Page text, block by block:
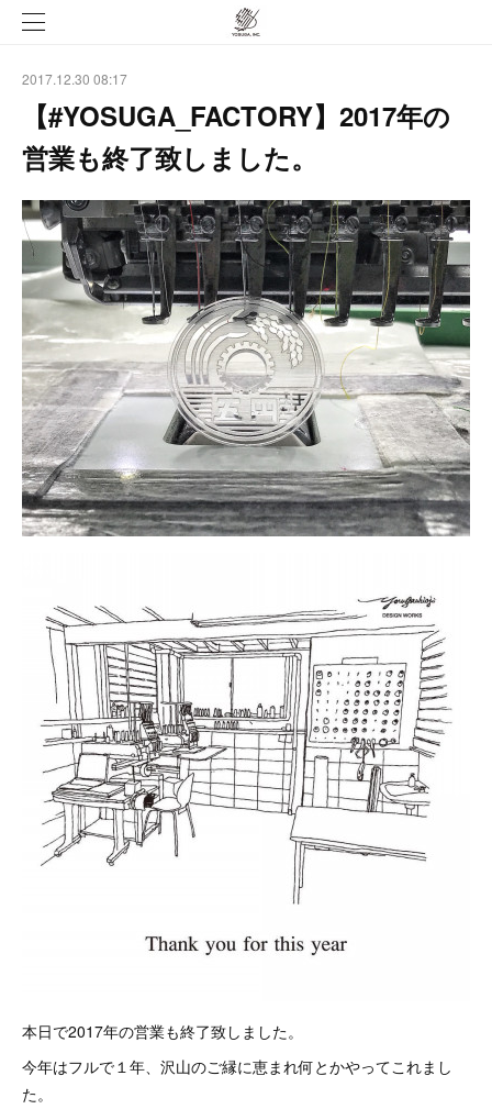
2017.12.30 08:17
【#YOSUGA_FACTORY】2017年の
営業も終了致しました。
本日で2017年の営業も終了致しました。
今年はフルで１年、沢山のご縁に恵まれ何とかやってこれまし
た。